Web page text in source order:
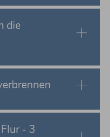
die
- 3